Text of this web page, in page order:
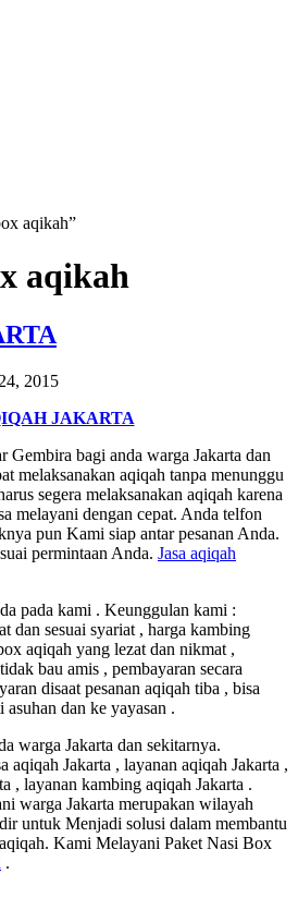
aqikah”
aqikah
2015
JAKARTA
bagi anda warga Jakarta dan
melaksanakan aqiqah tanpa menunggu
segera melaksanakan aqiqah karena
melayani dengan cepat. Anda telfon
pun Kami siap antar pesanan Anda.
permintaan Anda. Jasa aqiqah
pada kami . Keunggulan kami :
dan sesuai syariat , harga kambing
aqiqah yang lezat dan nikmat ,
bau amis , pembayaran secara
disaat pesanan aqiqah tiba , bisa
dan ke yayasan .
warga Jakarta dan sekitarnya.
aqiqah Jakarta , layanan aqiqah Jakarta ,
, layanan kambing aqiqah Jakarta .
warga Jakarta merupakan wilayah
untuk Menjadi solusi dalam membantu
Kami Melayani Paket Nasi Box
.